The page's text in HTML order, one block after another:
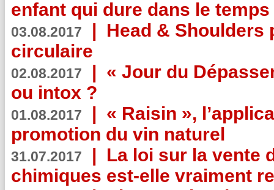
enfant qui dure dans le temps
03.08.2017 | Head & Shoulders
circulaire
02.08.2017 | « Jour du
ou intox ?
01.08.2017 | « Raisin »,
promotion du vin naturel
31.07.2017 | La loi sur la vente
chimiques est-elle vraiment